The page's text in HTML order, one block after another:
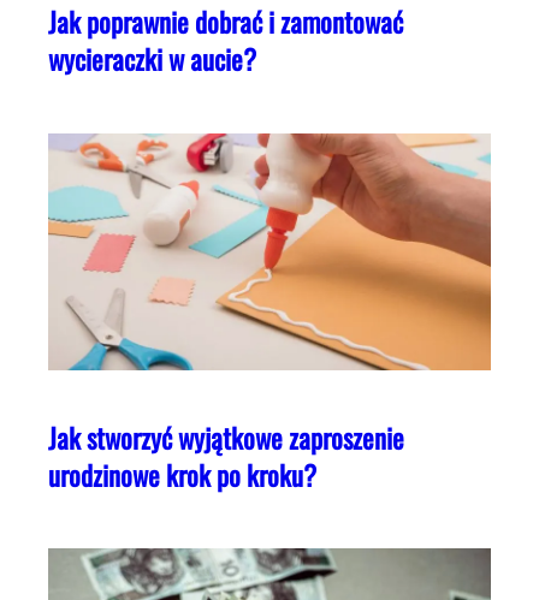
Jak poprawnie dobrać i zamontować
wycieraczki w aucie?
Jak stworzyć wyjątkowe zaproszenie
urodzinowe krok po kroku?